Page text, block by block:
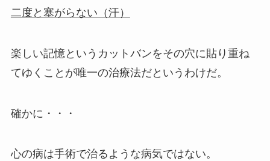
二度と塞がらない（汗）
楽しい記憶というカットバンをその穴に貼り重ね
てゆくことが唯一の治療法だというわけだ。
確かに・・・
心の病は手術で治るような病気ではない。